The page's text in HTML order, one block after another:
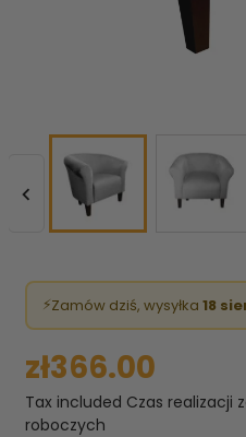

⚡Zamów dziś, wysyłka 18
zł366.00
Tax included Czas realizacji
roboczych